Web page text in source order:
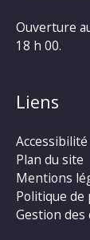
Ouverture
18 h 00.
Liens
Accessibilité
Plan du site
Mentions
Politique de
Gestion des